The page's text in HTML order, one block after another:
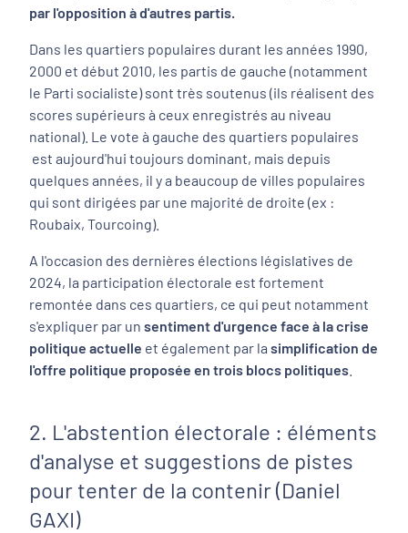
par l'opposition à d'autres partis.
Dans les quartiers populaires durant les années 1990,
2000 et début 2010, les partis de gauche (notamment
le Parti socialiste) sont très soutenus (ils réalisent des
scores supérieurs à ceux enregistrés au niveau
national). Le vote à gauche des quartiers populaires
est aujourd'hui toujours dominant, mais depuis
quelques années, il y a beaucoup de villes populaires
qui sont dirigées par une majorité de droite (ex :
Roubaix, Tourcoing).
A l'occasion des dernières élections législatives de
2024, la participation électorale est fortement
remontée dans ces quartiers, ce qui peut notamment
s'expliquer par un sentiment d'urgence face à la crise
politique actuelle et également par la simplification de
l'offre politique proposée en trois blocs politiques
2. L'abstention électorale : éléments
d'analyse et suggestions de pistes
pour tenter de la contenir (Daniel
GAXI)